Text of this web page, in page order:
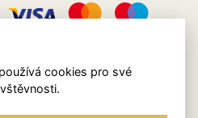
cookies pro své